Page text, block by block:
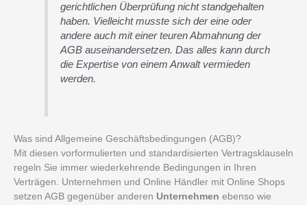
gerichtlichen Überprüfung nicht standgehalten
haben. Vielleicht musste sich der eine oder
andere auch mit einer teuren Abmahnung der
AGB auseinandersetzen. Das alles kann durch
die Expertise von einem Anwalt vermieden
werden.
Was sind Allgemeine Geschäftsbedingungen (AGB)?
Mit diesen vorformulierten und standardisierten Vertragsklauseln
regeln Sie immer wiederkehrende Bedingungen in Ihren
Verträgen. Unternehmen und Online Händler mit Online Shops
setzen AGB gegenüber anderen Unternehmen ebenso wie